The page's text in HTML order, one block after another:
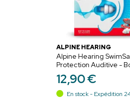
ALPINE HEARING
Alpine Hearing
Protection Auditive -
d'Oreilles Pour l'Eau - 1
12,90€
En stock - Expédition